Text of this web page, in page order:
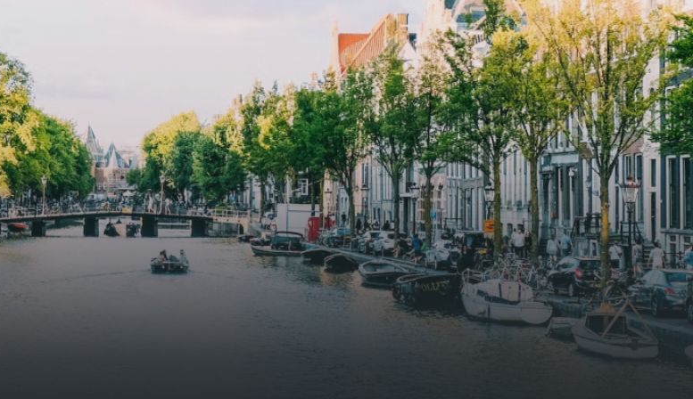
een
alle
voor het
je zo het
en een
12,1
bieden tal
een fijne
of een
storage and secure bicycle parking
with an elegant lobby with an
elevator and green communal
spaces.The building incorporates
solar panels to generate energy
supply. The windows have solar
control glazing, and the apartments
have climate control driven by a
thermal energy storage system.
Underfloor heating and cooling
environment. The atriums' seasonal
control glazing, and the apartments
have climate control driven by a
thermal energy storage system.
Underfloor heating and cooling
contribute to a healthy indoor
environment. The atriums' seasonal
green walls provide natural summer
cooling, improved air quality and
acoustics, and are specially
designed to attract native birds and
butterflies.The bright residence
features an efficient and functional
open floor plan, a unique custom
kitchen, a bathroom and fitted
wardrobes. High-grade finishes